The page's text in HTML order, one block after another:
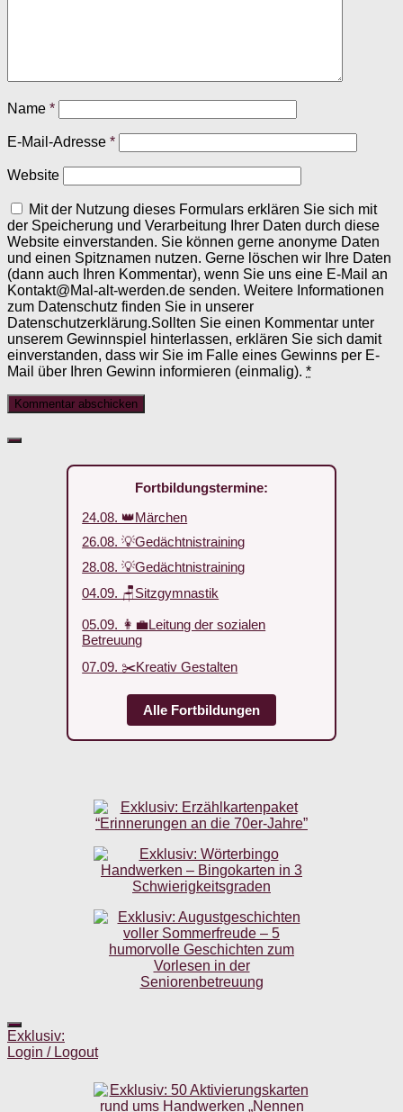
Name *
E-Mail-Adresse *
Website
Mit der Nutzung dieses Formulars erklären Sie sich mit
der Speicherung und Verarbeitung Ihrer Daten durch diese
Website einverstanden. Sie können gerne anonyme Daten
und einen Spitznamen nutzen. Gerne löschen wir Ihre Daten
(dann auch Ihren Kommentar), wenn Sie uns eine E-Mail an
Kontakt@Mal-alt-werden.de senden. Weitere Informationen
zum Datenschutz finden Sie in unserer
Datenschutzerklärung.Sollten Sie einen Kommentar unter
unserem Gewinnspiel hinterlassen, erklären Sie sich damit
einverstanden, dass wir Sie im Falle eines Gewinns per E-
Mail über Ihren Gewinn informieren (einmalig). *
Fortbildungstermine:
24.08. 👑Märchen
26.08. 💡Gedächtnistraining
28.08. 💡Gedächtnistraining
04.09. 🪑Sitzgymnastik
05.09. 👩‍💼Leitung der sozialen
Betreuung
07.09. ✂️Kreativ Gestalten
Alle Fortbildungen
Exklusiv:
Login / Logout